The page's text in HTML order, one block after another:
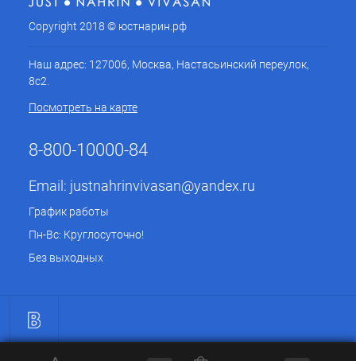
Copyright 2018 © юстнарин.рф
Наш адрес: 127006, Москва, Настасьинский переулок,
8с2.
Посмотреть на карте
8-800-10000-84
Email: justnahrinvivasan@yandex.ru
График работы
Пн-Вс: Круглосуточно!
Без выходных